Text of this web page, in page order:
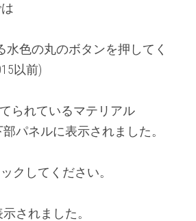
水色の丸のボタンを押してく
以前)
られているマテリアル
部パネルに表示されました。
クしてください。
示されました。